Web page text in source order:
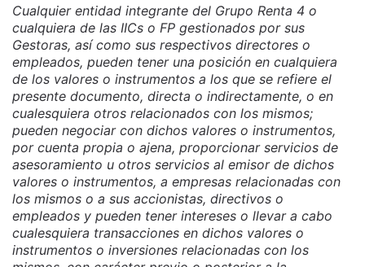
Cualquier entidad integrante del Grupo Renta 4 o
cualquiera de las IICs o FP gestionados por sus
Gestoras, así como sus respectivos directores o
empleados, pueden tener una posición en cualquiera
de los valores o instrumentos a los que se refiere el
presente documento, directa o indirectamente, o en
cualesquiera otros relacionados con los mismos;
pueden negociar con dichos valores o instrumentos,
por cuenta propia o ajena, proporcionar servicios de
asesoramiento u otros servicios al emisor de dichos
valores o instrumentos, a empresas relacionadas con
los mismos o a sus accionistas, directivos o
empleados y pueden tener intereses o llevar a cabo
cualesquiera transacciones en dichos valores o
instrumentos o inversiones relacionadas con los